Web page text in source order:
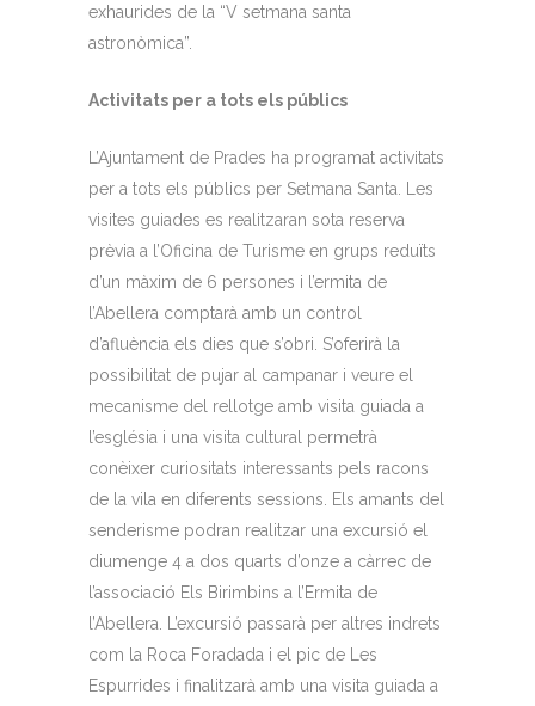
exhaurides de la “V setmana santa
astronòmica”.
Activitats per a tots els públics
L’Ajuntament de Prades ha programat activitats
per a tots els públics per Setmana Santa. Les
visites guiades es realitzaran sota reserva
prèvia a l’Oficina de Turisme en grups reduïts
d’un màxim de 6 persones i l’ermita de
l’Abellera comptarà amb un control
d’afluència els dies que s’obri. S’oferirà la
possibilitat de pujar al campanar i veure el
mecanisme del rellotge amb visita guiada a
l’església i una visita cultural permetrà
conèixer curiositats interessants pels racons
de la vila en diferents sessions. Els amants del
senderisme podran realitzar una excursió el
diumenge 4 a dos quarts d’onze a càrrec de
l’associació Els Birimbins a l’Ermita de
l’Abellera. L’excursió passarà per altres indrets
com la Roca Foradada i el pic de Les
Espurrides i finalitzarà amb una visita guiada a